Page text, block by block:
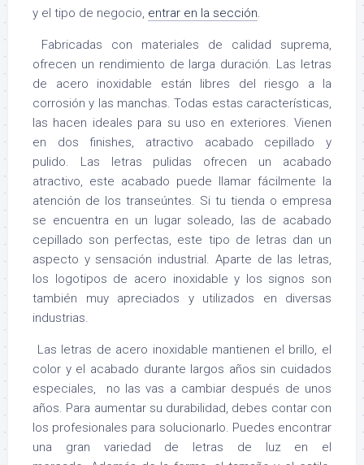
y el tipo de negocio, entrar en la sección.
Fabricadas con materiales de calidad suprema,
ofrecen un rendimiento de larga duración. Las letras
de acero inoxidable están libres del riesgo a la
corrosión y las manchas. Todas estas características,
las hacen ideales para su uso en exteriores. Vienen
en dos finishes, atractivo acabado cepillado y
pulido. Las letras pulidas ofrecen un acabado
atractivo, este acabado puede llamar fácilmente la
atención de los transeúntes. Si tu tienda o empresa
se encuentra en un lugar soleado, las de acabado
cepillado son perfectas, este tipo de letras dan un
aspecto y sensación industrial. Aparte de las letras,
los logotipos de acero inoxidable y los signos son
también muy apreciados y utilizados en diversas
industrias.
Las letras de acero inoxidable mantienen el brillo, el
color y el acabado durante largos años sin cuidados
especiales, no las vas a cambiar después de unos
años. Para aumentar su durabilidad, debes contar con
los profesionales para solucionarlo. Puedes encontrar
una gran variedad de letras de luz en el